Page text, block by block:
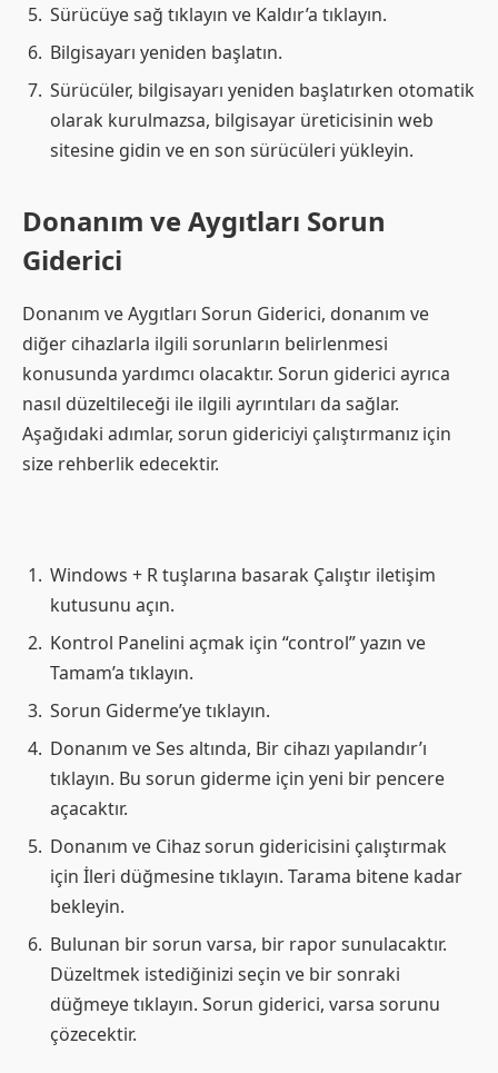
Sürücüye sağ tıklayın ve Kaldır’a tıklayın.
Bilgisayarı yeniden başlatın.
Sürücüler, bilgisayarı yeniden başlatırken otomatik
olarak kurulmazsa, bilgisayar üreticisinin web
sitesine gidin ve en son sürücüleri yükleyin.
Donanım ve Aygıtları Sorun
Giderici
Donanım ve Aygıtları Sorun Giderici, donanım ve
diğer cihazlarla ilgili sorunların belirlenmesi
konusunda yardımcı olacaktır. Sorun giderici ayrıca
nasıl düzeltileceği ile ilgili ayrıntıları da sağlar.
Aşağıdaki adımlar, sorun gidericiyi çalıştırmanız için
size rehberlik edecektir.
Windows + R tuşlarına basarak Çalıştır iletişim
kutusunu açın.
Kontrol Panelini açmak için “control” yazın ve
Tamam’a tıklayın.
Sorun Giderme’ye tıklayın.
Donanım ve Ses altında, Bir cihazı yapılandır’ı
tıklayın. Bu sorun giderme için yeni bir pencere
açacaktır.
Donanım ve Cihaz sorun gidericisini çalıştırmak
için İleri düğmesine tıklayın. Tarama bitene kadar
bekleyin.
Bulunan bir sorun varsa, bir rapor sunulacaktır.
Düzeltmek istediğinizi seçin ve bir sonraki
düğmeye tıklayın. Sorun giderici, varsa sorunu
çözecektir.